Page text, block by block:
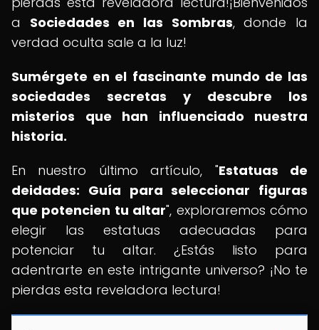
a Sociedades en las Sombras, donde la
verdad oculta sale a la luz!
Sumérgete en el fascinante mundo de las
sociedades secretas y descubre los
misterios que han influenciado nuestra
historia.
En nuestro último artículo, "Estatuas de
deidades: Guía para seleccionar figuras
que potencien tu altar", exploraremos cómo
elegir las estatuas adecuadas para
potenciar tu altar. ¿Estás listo para
adentrarte en este intrigante universo? ¡No te
pierdas esta reveladora lectura!